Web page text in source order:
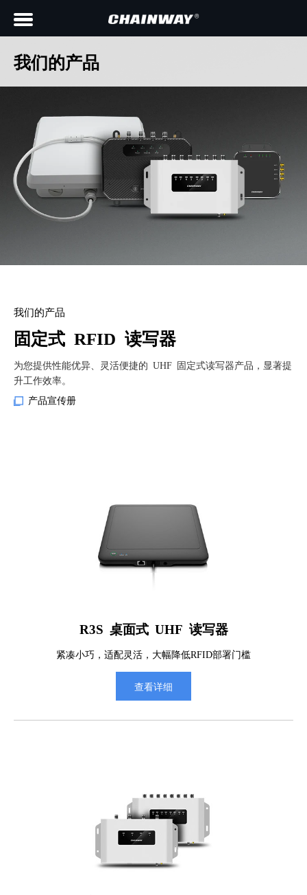
我们的产品
我们的产品
固定式 RFID 读写器
为您提供性能优异、灵活便捷的 UHF 固定式读写器产品，显著提
升工作效率。
产品宣传册
R3S 桌面式 UHF 读写器
紧凑小巧，适配灵活，大幅降低RFID部署门槛
查看详细